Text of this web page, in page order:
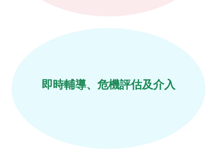
即時輔導、危機評估及介入